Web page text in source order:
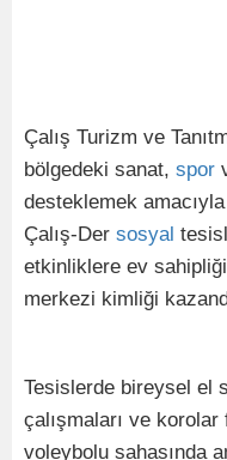
Çalış Turizm ve
bölgedeki sanat, spor
desteklemek amacıyla
Çalış-Der sosyal
etkinliklere ev
merkezi kimliği
Tesislerde bireysel el
çalışmaları ve
voleybolu sahasında